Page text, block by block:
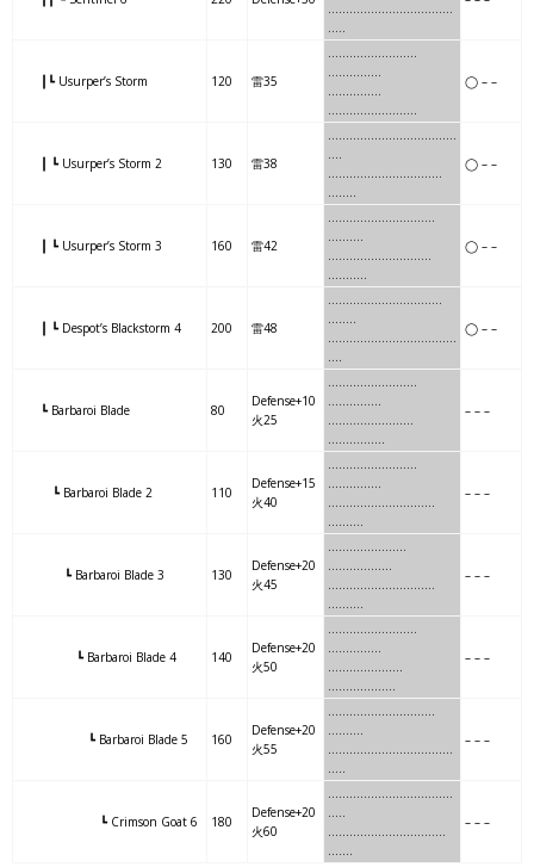
…….…..…….……….…...
…..
┃┗ Usurper’s Storm 120 雷35
……….…..……….
……………
……….…..
…………………….
◯ – –
┃ ┗ Usurper’s Storm 2 130 雷38
………………………………
….
…………………………..
……..
◯ – –
┃ ┗ Usurper’s Storm 3 160 雷42
……………….………..
……….
……………….……….
………..
◯ – –
┃ ┗ Despot’s Blackstorm 4 200 雷48
……….………………….
……..
……….………………….….
….
◯ – –
┗ Barbaroi Blade 80
Defense+10
火25
………….………...
……………
………….………..
…………….
– – –
┗ Barbaroi Blade 2 110
Defense+15
火40
…….….…………..
……………
…….….……………….
……….
– – –
┗ Barbaroi Blade 3 130
Defense+20
火45
………..………..
………………
………..………..……..
……….
– – –
┗ Barbaroi Blade 4 140
Defense+20
火50
…..…………….….
……………
…..…………….
……………….
– – –
┗ Barbaroi Blade 5 160
Defense+20
火55
…..………………..…..
……….
…..………………..….…...
…..
– – –
┗ Crimson Goat 6 180
Defense+20
火60
……………..……………...
…..
……………..…………….
…....
– – –